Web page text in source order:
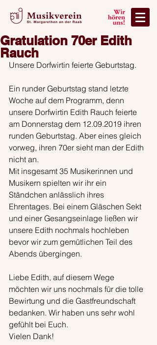
Gratulation 70er Edith
Rauch
Unsere Dorfwirtin feierte Geburtstag.
Ein runder Geburtstag stand letzte
Woche auf dem Programm, denn
unsere Dorfwirtin Edith Rauch feierte
am Donnerstag dem 12.09.2019 ihren
runden Geburtstag. Aber eines gleich
vorweg, ihren 70er sieht man der Edith
nicht an.
Mit insgesamt 35 Musikerinnen und
Musikern spielten wir ihr ein
Ständchen anlässlich ihres
Ehrentages. Bei einem Gläschen Sekt
und einer Gesangseinlage ließen wir
unsere Edith nochmals hochleben
bevor wir zum gemütlichen Teil des
Abends übergingen.
Liebe Edith, auf diesem Wege
möchten wir uns nochmals für die tolle
Bewirtung und die Gastfreundschaft
bedanken. Wir haben uns sehr wohl
gefühlt bei Euch.
Vielen Dank!